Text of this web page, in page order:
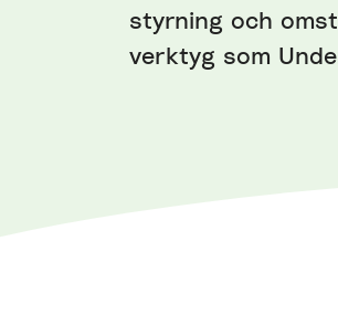
styrning och
verktyg som